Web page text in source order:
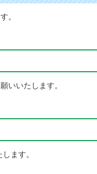
。
いいたします。
ます。